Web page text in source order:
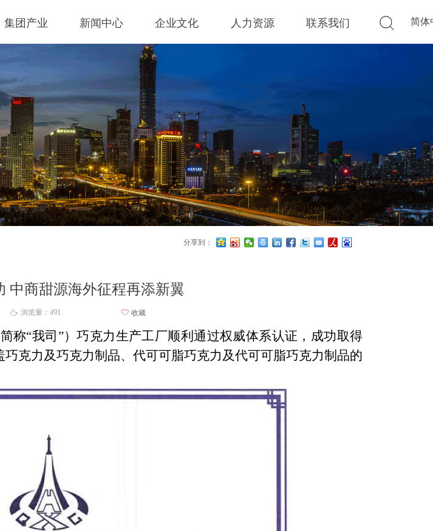
标签2
集团产业 新闻中心 企业文化 人力资源 联系我们 简体
中商甜源海外征程再添新翼
称“我司”）巧克力生产工厂顺利通过权威体系认证，成功取得
巧克力及巧克力制品、 代可可脂巧克力及代可可脂巧克力制品的
ꄘ 浏览量： 491 ꄀ 收藏
分享到：